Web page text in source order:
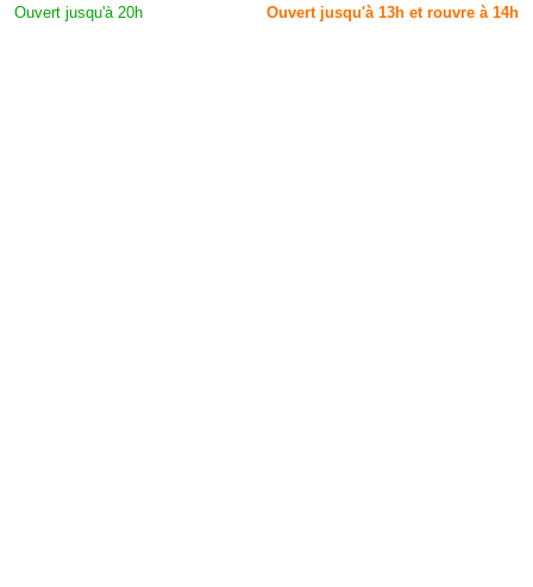
Ouvert jusqu'à 20h
Ouvert jusqu'à 13h et rouvre à 14h